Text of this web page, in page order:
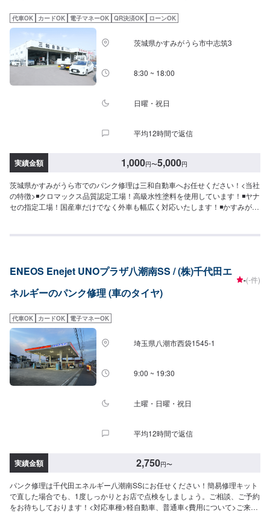
代車OK カードOK 電子マネーOK QR決済OK ローンOK
茨城県かすみがうら市中志筑3
8:30 ~ 18:00
日曜・祝日
平均12時間で返信
実績金額 1,000円〜5,000円
茨城県かすみがうら市でのパンク修理は三和自動車へお任せください！<当社
の特徴>◾クロマックス品質認定工場！高級水性塗料を使用しています！◾ヤナ
セの指定工場！国産車だけでなく外車も幅広く対応いたします！◾かすみがう
あまり取れない…などのご相談もお気軽にどうぞ！【1】オファーにてお問い
談)納期は前後する場合がございます。予めご了承ください。-----代車につい
て-----無料の代車をご用意しています。お車の作業中は代車をご利用くださ
い。※代車の燃料代はお客様にご負担いただいております。-----ご来店時の注
務所前の空いているスペースに駐車してください。受付はスタッフへ「メン
テモで予約しました」とお伝えください。ご案内いたします。【定休日・営
業時間】定休日：日曜日、第2土曜日、祝日営業時間：8:30~18:00
ENEOS Enejet UNOプラザ八潮南SS / (株)千代田エ
ネルギーのパンク修理 (車のタイヤ)
-(-件)
代車OK カードOK 電子マネーOK
埼玉県八潮市西袋1545-1
9:00 ~ 19:30
土曜・日曜・祝日
平均12時間で返信
実績金額 2,750円〜
パンク修理は千代田エネルギー八潮南SSにお任せください！簡易修理キット
で直した場合でも、1度しっかりとお店で点検をしましょう。ご相談、ご予約
をお待ちしております！<対応車種>軽自動車、普通車<費用について>ご来店